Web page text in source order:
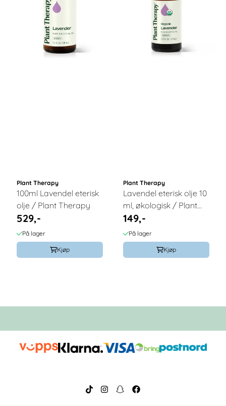
Plant Therapy
100ml Lavendel eterisk
olje / Plant Therapy
529,-
På lager
Kjøp
Plant Therapy
Lavendel eterisk olje 10
ml, økologisk / Plant
Therapy
149,-
På lager
Kjøp